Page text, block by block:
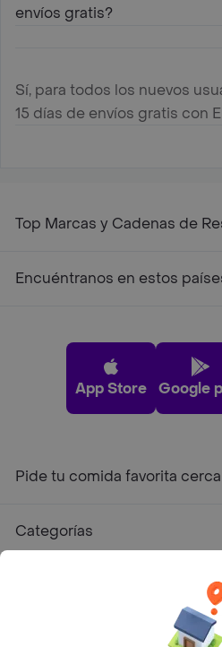
envíos gratis?
Sí, para todos los nuevos
15 días de envíos gratis con
Top Marcas y Cadenas de
Encuéntranos en estos
App Store Google
Pide tu comida favorita
Categorías